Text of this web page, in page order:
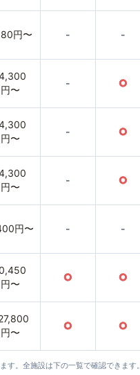
円〜 - -
円〜
- ○
円〜
- ○
円〜
- ○
円〜 - -
円〜
○ ○
円〜
○ ○
。全施設は下の一覧で確認できます。